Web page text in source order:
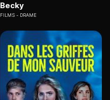
Becky
FILMS DRAME